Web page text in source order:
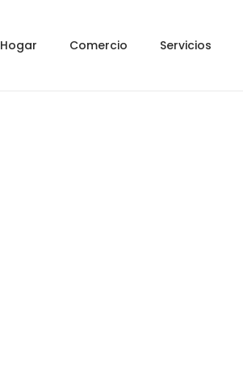
Hogar Comercio Servicios